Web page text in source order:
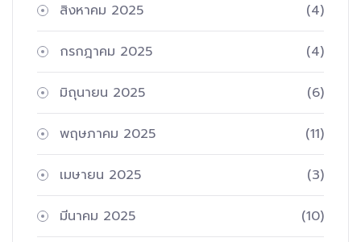
สิงหาคม 2025 (4)
กรกฎาคม 2025 (4)
มิถุนายน 2025 (6)
พฤษภาคม 2025 (11)
เมษายน 2025 (3)
มีนาคม 2025 (10)